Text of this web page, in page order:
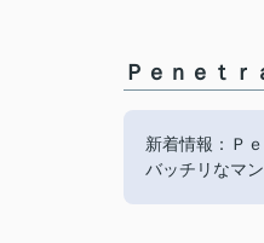
Ｐｅｎｅｔ
新着情報：Ｐ
バッチリなマ